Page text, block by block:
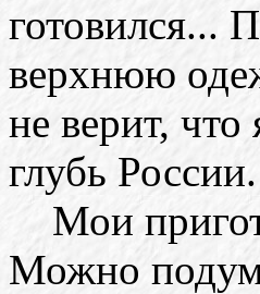
готовился...
верхнюю
не верит,
глубь России.
Мои
Можно